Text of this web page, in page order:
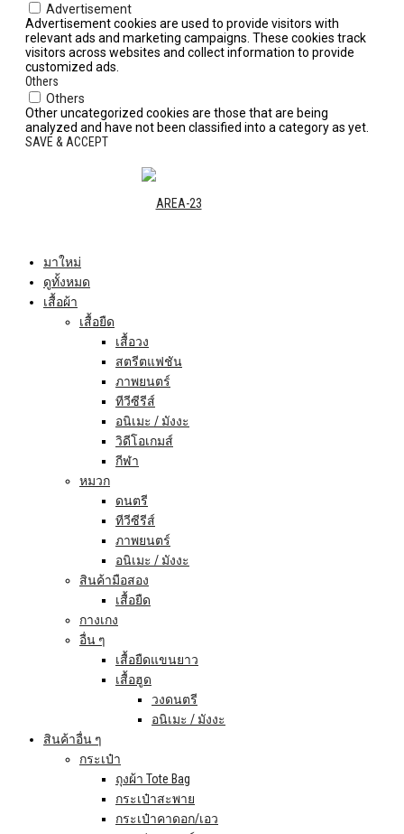
Advertisement
Advertisement cookies are used to provide visitors with
relevant ads and marketing campaigns. These cookies track
visitors across websites and collect information to provide
customized ads.
Others
Others
Other uncategorized cookies are those that are being
analyzed and have not been classified into a category as yet.
SAVE & ACCEPT
มาใหม่
ดูทั้งหมด
เสื้อผ้า
เสื้อยืด
เสื้อวง
สตรีตแฟชัน
ภาพยนตร์
ทีวีซีรีส์
อนิเมะ / มังงะ
วิดีโอเกมส์
กีฬา
หมวก
ดนตรี
ทีวีซีรีส์
ภาพยนตร์
อนิเมะ / มังงะ
สินค้ามือสอง
เสื้อยืด
กางเกง
อื่น ๆ
เสื้อยืดแขนยาว
เสื้อฮูด
วงดนตรี
อนิเมะ / มังงะ
สินค้าอื่น ๆ
กระเป๋า
ถุงผ้า Tote Bag
กระเป๋าสะพาย
กระเป๋าคาดอก/เอว